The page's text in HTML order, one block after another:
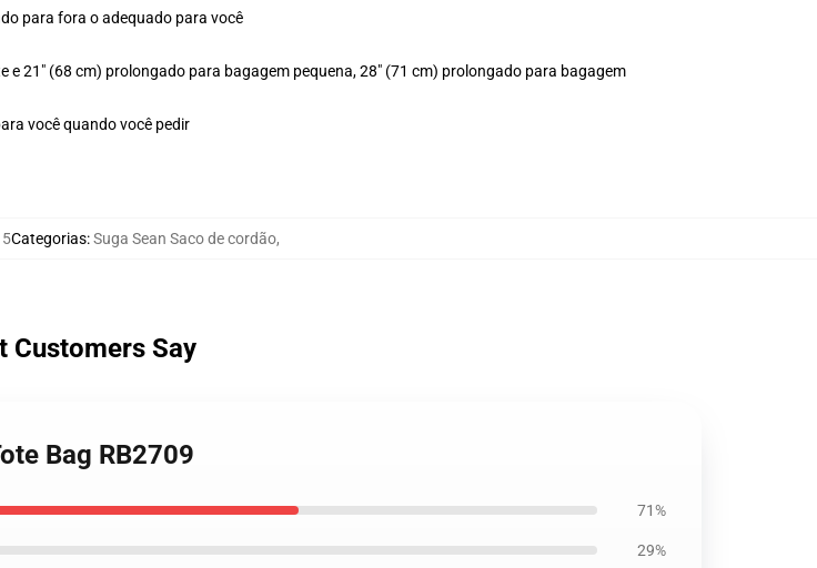
para fora o adequado para você
21" (68 cm) prolongado para bagagem pequena, 28" (71 cm) prolongado para bagagem
você quando você pedir
Categorias:Suga Sean Saco de cordão,
Customers Say
Bag RB2709
71%
29%